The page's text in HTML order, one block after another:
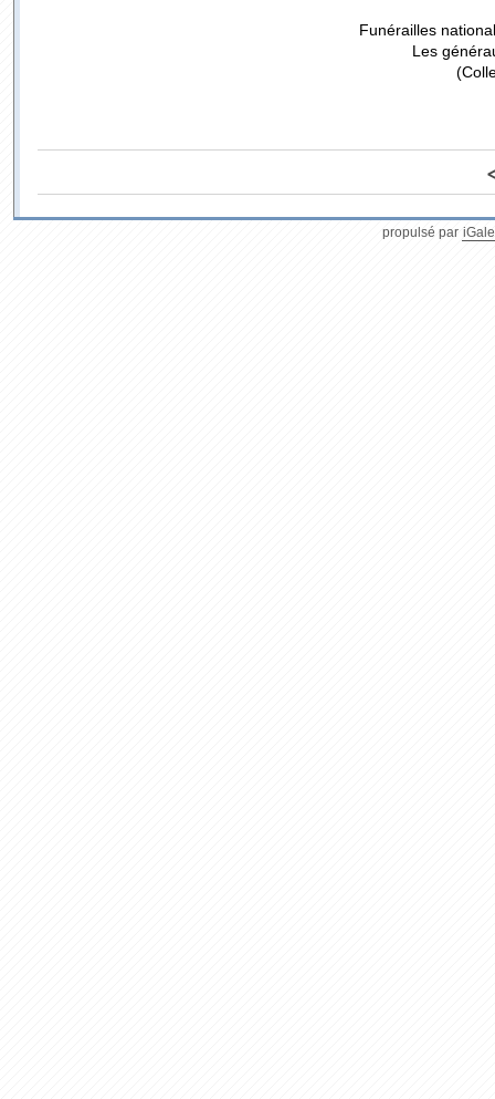
Funérailles
Les
propulsé par